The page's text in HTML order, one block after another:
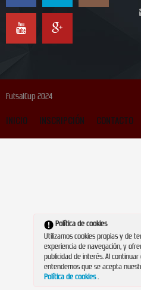
FutsalCup 2024
INICIO INSCRIPCIÓN CONTACTO
Política de cookies
Utilizamos cookies propias y de
experiencia de navegación, y
publicidad de interés. Al
entendemos que se acepta
Política de cookies.